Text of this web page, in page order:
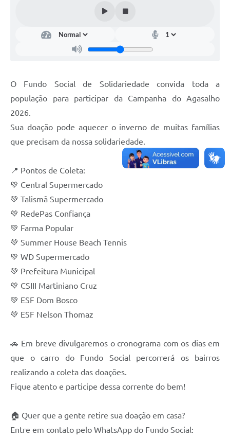
O Fundo Social de Solidariedade convida toda a
população para participar da Campanha do Agasalho
2026.
Sua doação pode aquecer o inverno de muitas famílias
que precisam da nossa solidariedade.
📍 Pontos de Coleta:
💚 Central Supermercado
💚 Talismã Supermercado
💚 RedePas Confiança
💚 Farma Popular
💚 Summer House Beach Tennis
💚 WD Supermercado
💚 Prefeitura Municipal
💚 CSIII Martiniano Cruz
💚 ESF Dom Bosco
💚 ESF Nelson Thomaz
🚗 Em breve divulgaremos o cronograma com os dias em
que o carro do Fundo Social percorrerá os bairros
realizando a coleta das doações.
Fique atento e participe dessa corrente do bem!
🏠 Quer que a gente retire sua doação em casa?
Entre em contato pelo WhatsApp do Fundo Social: